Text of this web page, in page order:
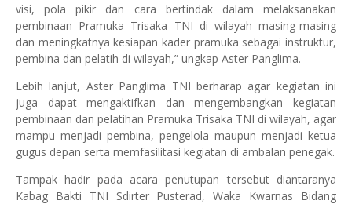
visi, pola pikir dan cara bertindak dalam melaksanakan
pembinaan Pramuka Trisaka TNI di wilayah masing-masing
dan meningkatnya kesiapan kader pramuka sebagai instruktur,
pembina dan pelatih di wilayah,” ungkap Aster Panglima.
Lebih lanjut, Aster Panglima TNI berharap agar kegiatan ini
juga dapat mengaktifkan dan mengembangkan kegiatan
pembinaan dan pelatihan Pramuka Trisaka TNI di wilayah, agar
mampu menjadi pembina, pengelola maupun menjadi ketua
gugus depan serta memfasilitasi kegiatan di ambalan penegak.
Tampak hadir pada acara penutupan tersebut diantaranya
Kabag Bakti TNI Sdirter Pusterad, Waka Kwarnas Bidang